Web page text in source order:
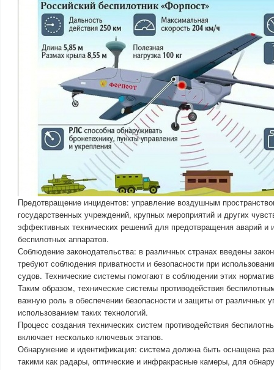
Предотвращение инцидентов: управление воздушным
государственных учреждений, крупных мероприятий и других
эффективных технических решений для предотвращения аварий и
беспилотных аппаратов.
Соблюдение законодательства: в различных странах введены
требуют соблюдения приватности и безопасности при
судов. Технические системы помогают в соблюдении этих
Таким образом, технические системы противодействия
важную роль в обеспечении безопасности и защиты от различных
использованием таких технологий.
Процесс создания технических систем противодействия
включает несколько ключевых этапов.
Обнаружение и идентификация: система должна быть оснащена
такими как радары, оптические и инфракрасные камеры, для